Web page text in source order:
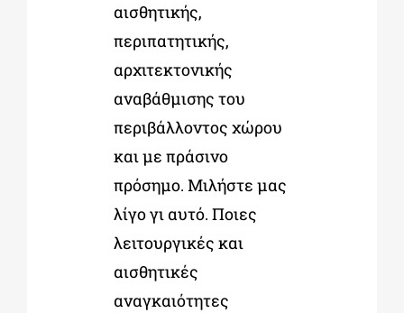
αισθητικής,
περιπατητικής,
αρχιτεκτονικής
αναβάθμισης του
περιβάλλοντος χώρου
και με πράσινο
πρόσημο. Μιλήστε μας
λίγο γι αυτό. Ποιες
λειτουργικές και
αισθητικές
αναγκαιότητες